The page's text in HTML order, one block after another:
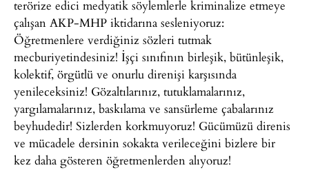
terörize edici medyatik söylemlerle kriminalize etmeye
çalışan AKP-MHP iktidarına sesleniyoruz:
Öğretmenlere verdiğiniz sözleri tutmak
mecburiyetindesiniz! İşçi sınıfının birleşik, bütünleşik,
kolektif, örgütlü ve onurlu direnişi karşısında
yenileceksiniz! Gözaltılarınız, tutuklamalarınız,
yargılamalarınız, baskılama ve sansürleme çabalarınız
beyhudedir! Sizlerden korkmuyoruz! Gücümüzü direnis
ve mücadele dersinin sokakta verileceğini bizlere bir
kez daha gösteren öğretmenlerden alıyoruz!